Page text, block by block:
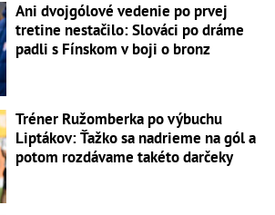
Ani dvojgólové vedenie po prvej
tretine nestačilo: Slováci po dráme
padli s Fínskom v boji o bronz
Tréner Ružomberka po výbuchu
Liptákov: Ťažko sa nadrieme na gól a
potom rozdávame takéto darčeky